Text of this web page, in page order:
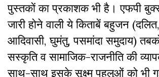
पुस्‍तकों का प्रकाशक भी है। एफपी
जारी होने वाली ये किताबें बहुजन
आदिवासी, घुमंतु, पसमांदा समुदाय)
सस्‍क‍ृति व सामाजिक-राजनीति की
साथ-साथ इसके सूक्ष्म पहलुओं को भी